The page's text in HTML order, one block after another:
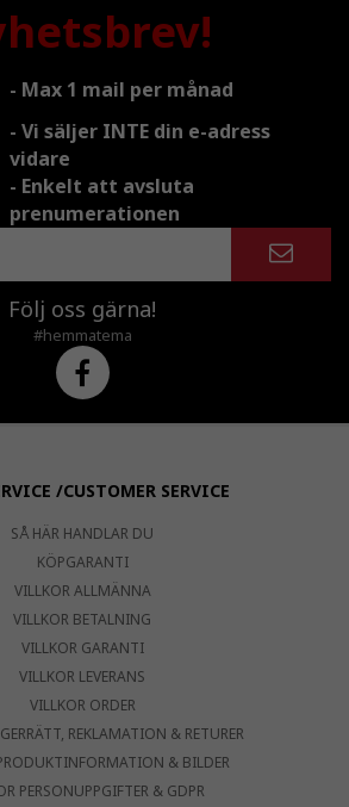
- Max 1 mail per månad
- Vi säljer INTE din e-adress
vidare
- Enkelt att avsluta
prenumerationen
Följ oss gärna!
#hemmatema
/CUSTOMER SERVICE
SÅ HÄR HANDLAR DU
KÖPGARANTI
VILLKOR ALLMÄNNA
VILLKOR BETALNING
VILLKOR GARANTI
VILLKOR LEVERANS
VILLKOR ORDER
REKLAMATION & RETURER
& BILDER
PERSONUPPGIFTER & GDPR